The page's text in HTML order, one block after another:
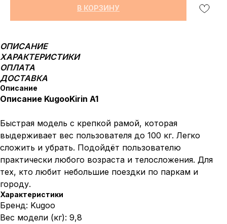
В КОРЗИНУ
ОПИСАНИЕ
ХАРАКТЕРИСТИКИ
ОПЛАТА
ДОСТАВКА
Описание
Описание KugooKirin A1
Быстрая модель с крепкой рамой, которая
выдерживает вес пользователя до 100 кг. Легко
сложить и убрать. Подойдёт пользователю
практически любого возраста и телосложения. Для
тех, кто любит небольшие поездки по паркам и
городу.
Характеристики
Бренд: Kugoo
Вес модели (кг): 9,8